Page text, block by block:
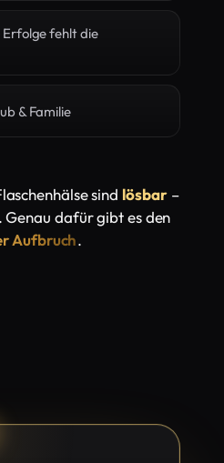
Erfolge fehlt die
& Familie
sind lösbar –
dafür gibt es den
Aufbruch.